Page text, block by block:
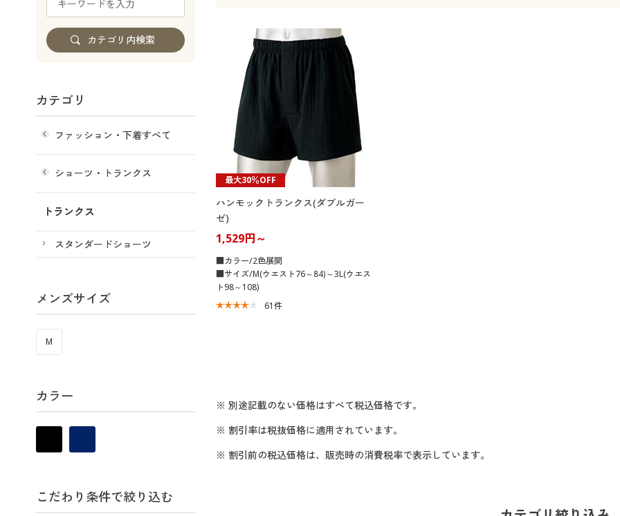
最大30％OFF
ハンモックトランクス(ダブルガー
ゼ)
1,529円～
■カラー/2色展開
■サイズ/M(ウエスト76～84)～3L(ウエス
ト98～108)
61件
※ 別途記載のない価格はすべて税込価格です。
※ 割引率は税抜価格に適用されています。
※ 割引前の税込価格は、販売時の消費税率で表示しています。
カテゴリ
ファッション・下着すべて
ショーツ・トランクス
トランクス
スタンダードショーツ
メンズサイズ
M
カラー
こだわり条件で絞り込む